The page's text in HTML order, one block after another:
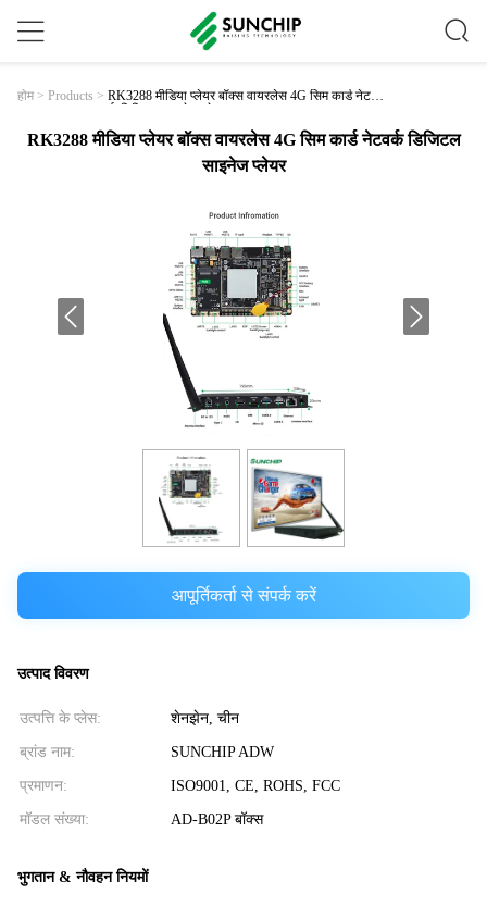
होम > Products > RK3288 मीडिया प्लेयर बॉक्स वायरलेस 4G सिम कार्ड नेटव
र्क डिजिटल साइनेज प्लेयर
RK3288 मीडिया प्लेयर बॉक्स वायरलेस 4G सिम कार्ड नेटवर्क डिजिटल
साइनेज प्लेयर
आपूर्तिकर्ता से संपर्क करें
उत्पाद विवरण
उत्पत्ति के प्लेस: शेनझेन, चीन
ब्रांड नाम: SUNCHIP ADW
प्रमाणन: ISO9001, CE, ROHS, FCC
मॉडल संख्या: AD-B02P बॉक्स
भुगतान & नौवहन नियमों